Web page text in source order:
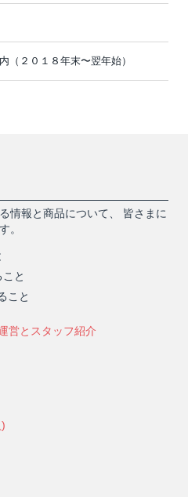
（２０１８年末〜翌年始）
情報と商品について、 皆さまに
。
と
こと
営とスタッフ紹介